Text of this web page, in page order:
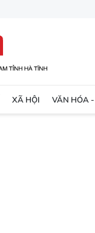
XÃ HỘI VĂN HÓA